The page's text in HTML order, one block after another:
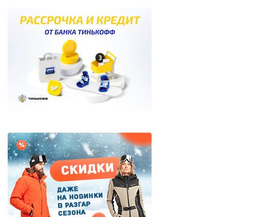
Термобелье
Зимняя обувь
Дисконт (скидки до 70%)
Сноукайтинг
Сертификаты и подарки